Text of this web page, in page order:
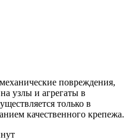
повреждения,
узлы и агрегаты в
только в
качественного крепежа.